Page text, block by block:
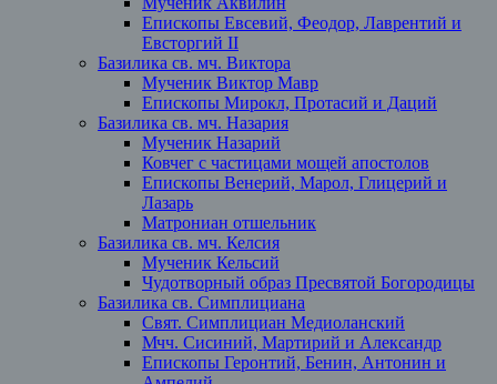
Епископы Евсевий, Феодор, Лаврентий и
Евсторгий II
Базилика св. мч. Виктора
Мученик Виктор Мавр
Епископы Мирокл, Протасий и Даций
Базилика св. мч. Назария
Мученик Назарий
Ковчег с частицами мощей апостолов
Епископы Венерий, Марол, Глицерий и
Лазарь
Матрониан отшельник
Базилика св. мч. Келсия
Мученик Кельсий
Чудотворный образ Пресвятой Богородицы
Базилика св. Симплициана
Свят. Симплициан Медиоланский
Мчч. Сисиний, Мартирий и Александр
Епископы Геронтий, Бенин, Антонин и